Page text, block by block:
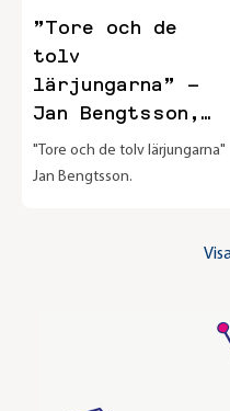
”Tore och de
tolv
lärjungarna” –
Jan Bengtsson,
1986
"Tore och de tolv lärjungarna"
Jan Bengtsson.